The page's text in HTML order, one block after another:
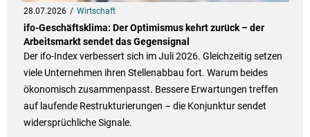
28.07.2026 Wirtschaft
ifo-Geschäftsklima: Der Optimismus kehrt zurück – der
Arbeitsmarkt sendet das Gegensignal
Der ifo-Index verbessert sich im Juli 2026. Gleichzeitig setzen
viele Unternehmen ihren Stellenabbau fort. Warum beides
ökonomisch zusammenpasst. Bessere Erwartungen treffen
auf laufende Restrukturierungen – die Konjunktur sendet
widersprüchliche Signale.